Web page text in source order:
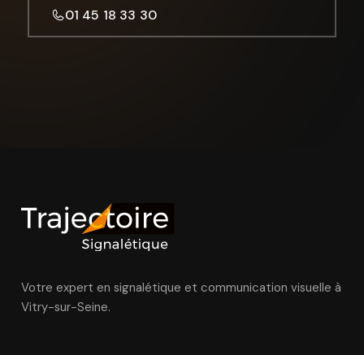
01 45 18 33 30
Votre expert en signalétique et communication visuelle à
Vitry-sur-Seine.